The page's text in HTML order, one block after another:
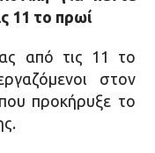
11 το πρωί
από τις 11 το
στον
προκήρυξε το